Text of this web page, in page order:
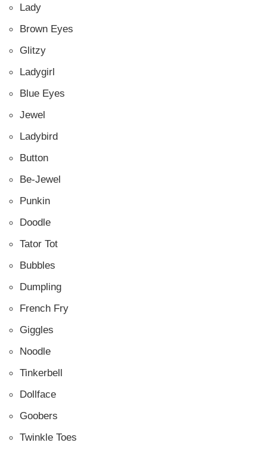
Lady
Brown Eyes
Glitzy
Ladygirl
Blue Eyes
Jewel
Ladybird
Button
Be-Jewel
Punkin
Doodle
Tator Tot
Bubbles
Dumpling
French Fry
Giggles
Noodle
Tinkerbell
Dollface
Goobers
Twinkle Toes